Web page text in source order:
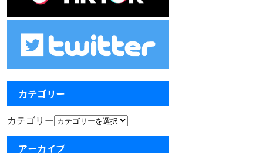
カテゴリー
カテゴリー
アーカイブ